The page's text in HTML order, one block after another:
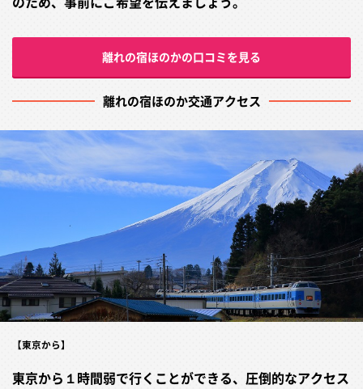
離れの宿ほのかの口コミを見る
離れの宿ほのか交通アクセス
【東京から】
東京から１時間弱で行くことができる、圧倒的なアクセス